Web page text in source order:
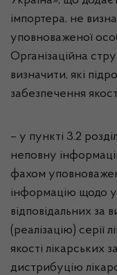
імпортера, не
уповноваженої
Організаційна
визначити, які
забезпечення
– у пункті 3.2
неповну
фахом
інформацію щодо
відповідальних за
(реалізацію) серії
якості лікарських
дистрибуцію